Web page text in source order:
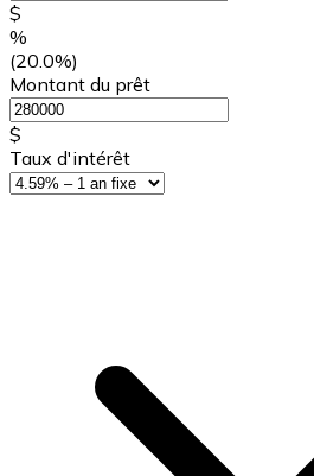
$
%
(20.0%)
Montant du prêt
$
Taux d'intérêt